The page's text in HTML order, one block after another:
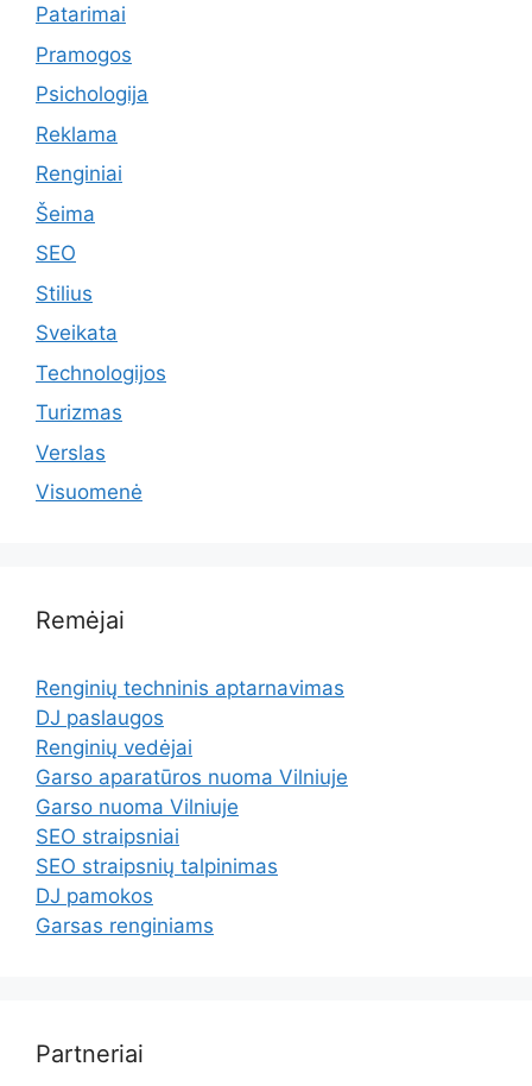
Patarimai
Pramogos
Psichologija
Reklama
Renginiai
Šeima
SEO
Stilius
Sveikata
Technologijos
Turizmas
Verslas
Visuomenė
Remėjai
Renginių techninis aptarnavimas
DJ paslaugos
Renginių vedėjai
Garso aparatūros nuoma Vilniuje
Garso nuoma Vilniuje
SEO straipsniai
SEO straipsnių talpinimas
DJ pamokos
Garsas renginiams
Partneriai